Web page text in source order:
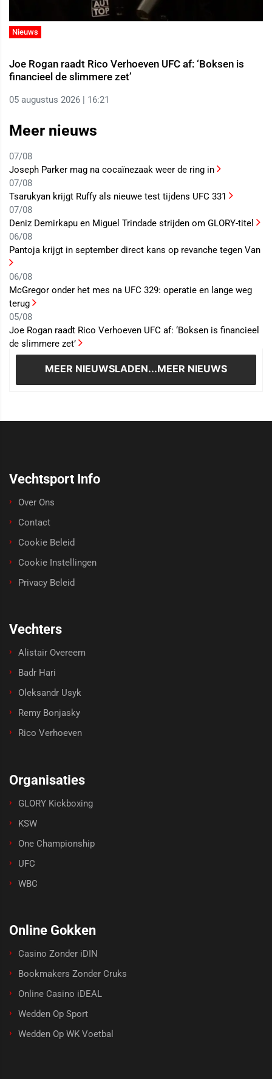
Nieuws
Joe Rogan raadt Rico Verhoeven UFC af: ‘Boksen is
financieel de slimmere zet’
05 augustus 2026 | 16:21
Meer nieuws
07/08
Joseph Parker mag na cocaïnezaak weer de ring in
07/08
Tsarukyan krijgt Ruffy als nieuwe test tijdens UFC 331
07/08
Deniz Demirkapu en Miguel Trindade strijden om GLORY-titel
06/08
Pantoja krijgt in september direct kans op revanche tegen Van
06/08
McGregor onder het mes na UFC 329: operatie en lange weg
terug
05/08
Joe Rogan raadt Rico Verhoeven UFC af: ‘Boksen is financieel
de slimmere zet’
MEER NIEUWSLADEN...MEER NIEUWS
Vechtsport Info
Over Ons
Contact
Cookie Beleid
Cookie Instellingen
Privacy Beleid
Vechters
Alistair Overeem
Badr Hari
Oleksandr Usyk
Remy Bonjasky
Rico Verhoeven
Organisaties
GLORY Kickboxing
KSW
One Championship
UFC
WBC
Online Gokken
Casino Zonder iDIN
Bookmakers Zonder Cruks
Online Casino iDEAL
Wedden Op Sport
Wedden Op WK Voetbal